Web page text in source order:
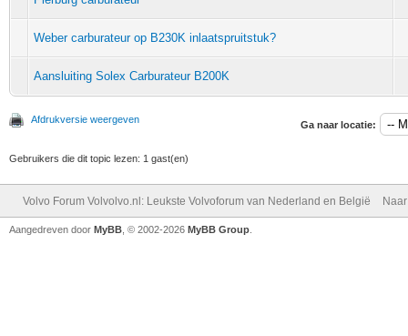
Weber carburateur op B230K inlaatspruitstuk?
Aansluiting Solex Carburateur B200K
Afdrukversie weergeven Ga naar locatie:
Gebruikers die dit topic lezen: 1 gast(en)
Volvo Forum Volvolvo.nl: Leukste Volvoforum van Nederland en België
Aangedreven door MyBB , © 2002-2026 MyBB Group